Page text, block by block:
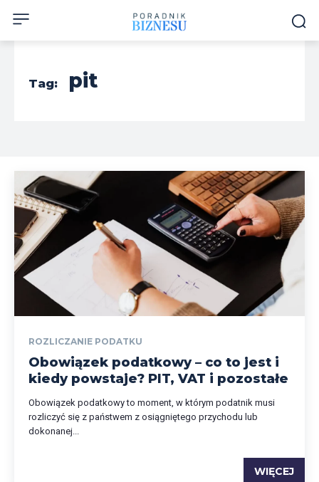
Tag: pit
ROZLICZANIE PODATKU
Obowiązek podatkowy – co to jest i
kiedy powstaje? PIT, VAT i pozostałe
Obowiązek podatkowy to moment, w którym podatnik musi
rozliczyć się z państwem z osiągniętego przychodu lub
dokonanej...
WIĘCEJ